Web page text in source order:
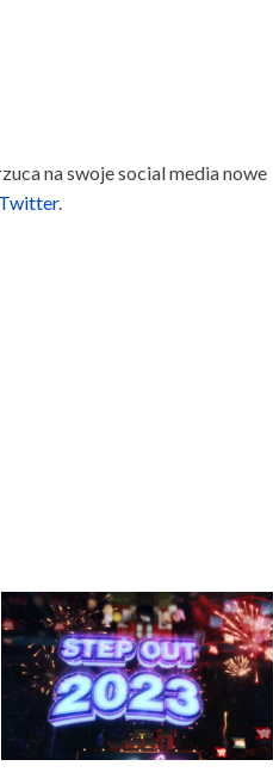
na swoje social media nowe
Twitter.